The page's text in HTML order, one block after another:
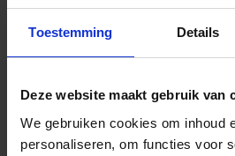
Toestemming Details
Deze website maakt gebruik van
We gebruiken cookies om inhoud
personaliseren, om functies voor